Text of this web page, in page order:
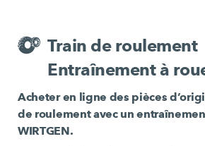
Train de roulement
Entraînement à
Acheter en ligne des pièces
de roulement avec un
WIRTGEN.